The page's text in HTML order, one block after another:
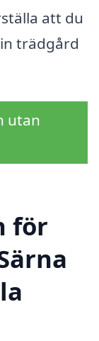
att du
trädgård
utan
för